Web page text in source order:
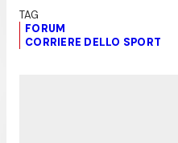
FORUM
CORRIERE DELLO SPORT